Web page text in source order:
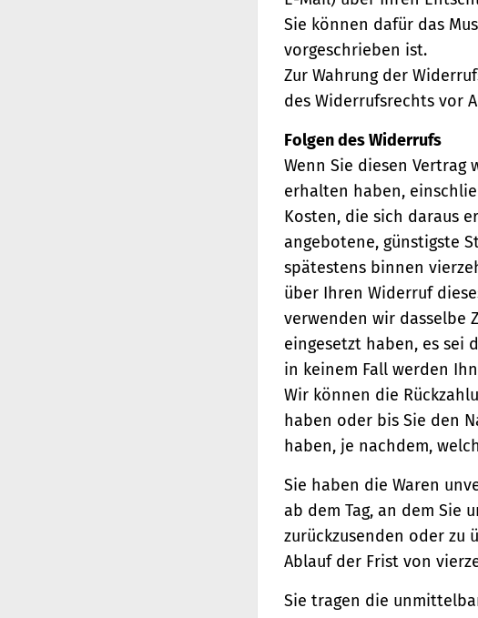
Sie können dafür das
vorgeschrieben ist.
Zur Wahrung der
des Widerrufsrechts vor
Folgen des Widerrufs
Wenn Sie diesen
erhalten haben,
Kosten, die sich daraus
angebotene, günstigste
spätestens binnen
über Ihren Widerruf
verwenden wir dasselbe
eingesetzt haben, es sei
in keinem Fall werden
Wir können die
haben oder bis Sie den
haben, je nachdem,
Sie haben die Waren
ab dem Tag, an dem Sie
zurückzusenden oder zu
Ablauf der Frist von
Sie tragen die